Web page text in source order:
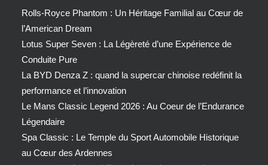
Rolls-Royce Phantom : Un Héritage Familial au Cœur de
l’American Dream
Lotus Super Seven : La Légèreté d’une Expérience de
Conduite Pure
La BYD Denza Z : quand la supercar chinoise redéfinit la
performance et l’innovation
Le Mans Classic Legend 2026 : Au Coeur de l’Endurance
Légendaire
Spa Classic : Le Temple du Sport Automobile Historique
au Cœur des Ardennes